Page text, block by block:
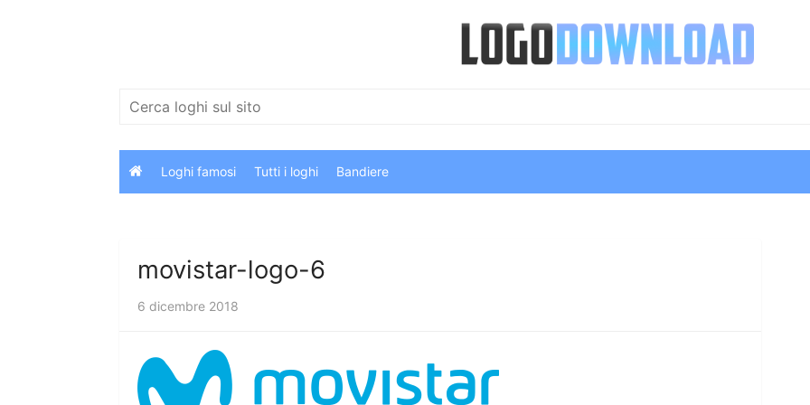
Cerca:
Loghi famosi Tutti i loghi Bandiere
movistar-logo-6
6 dicembre 2018